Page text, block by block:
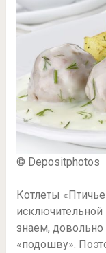
© Depositphotos
Котлеты
знаем,
«подошву».